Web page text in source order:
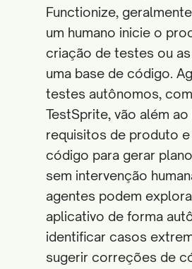
Functionize,
um humano inicie o
criação de testes ou
uma base de código.
testes autônomos,
TestSprite, vão além
requisitos de produto
código para gerar
sem intervenção
agentes podem
aplicativo de forma
identificar casos
sugerir correções de